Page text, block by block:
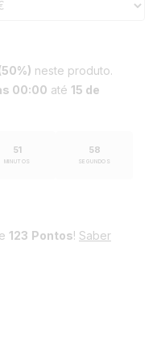
neste produto.
00:00 até 15 de
51
MINUTOS
58
SEGUNDOS
123 Pontos! Saber